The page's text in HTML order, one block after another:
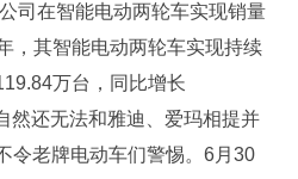
司在智能电动两轮车实现销量
，其智能电动两轮车实现持续
万台，同比增长
然还无法和雅迪、爱玛相提并
令老牌电动车们警惕。6月30